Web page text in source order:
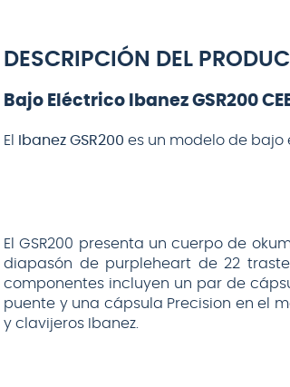
DESCRIPCIÓN DEL
Bajo Eléctrico Ibanez GSR200
El Ibanez GSR200 es un modelo de bajo
El GSR200 presenta un cuerpo de
diapasón de purpleheart de 22
componentes incluyen un par de
puente y una cápsula Precision en el
y clavijeros Ibanez.